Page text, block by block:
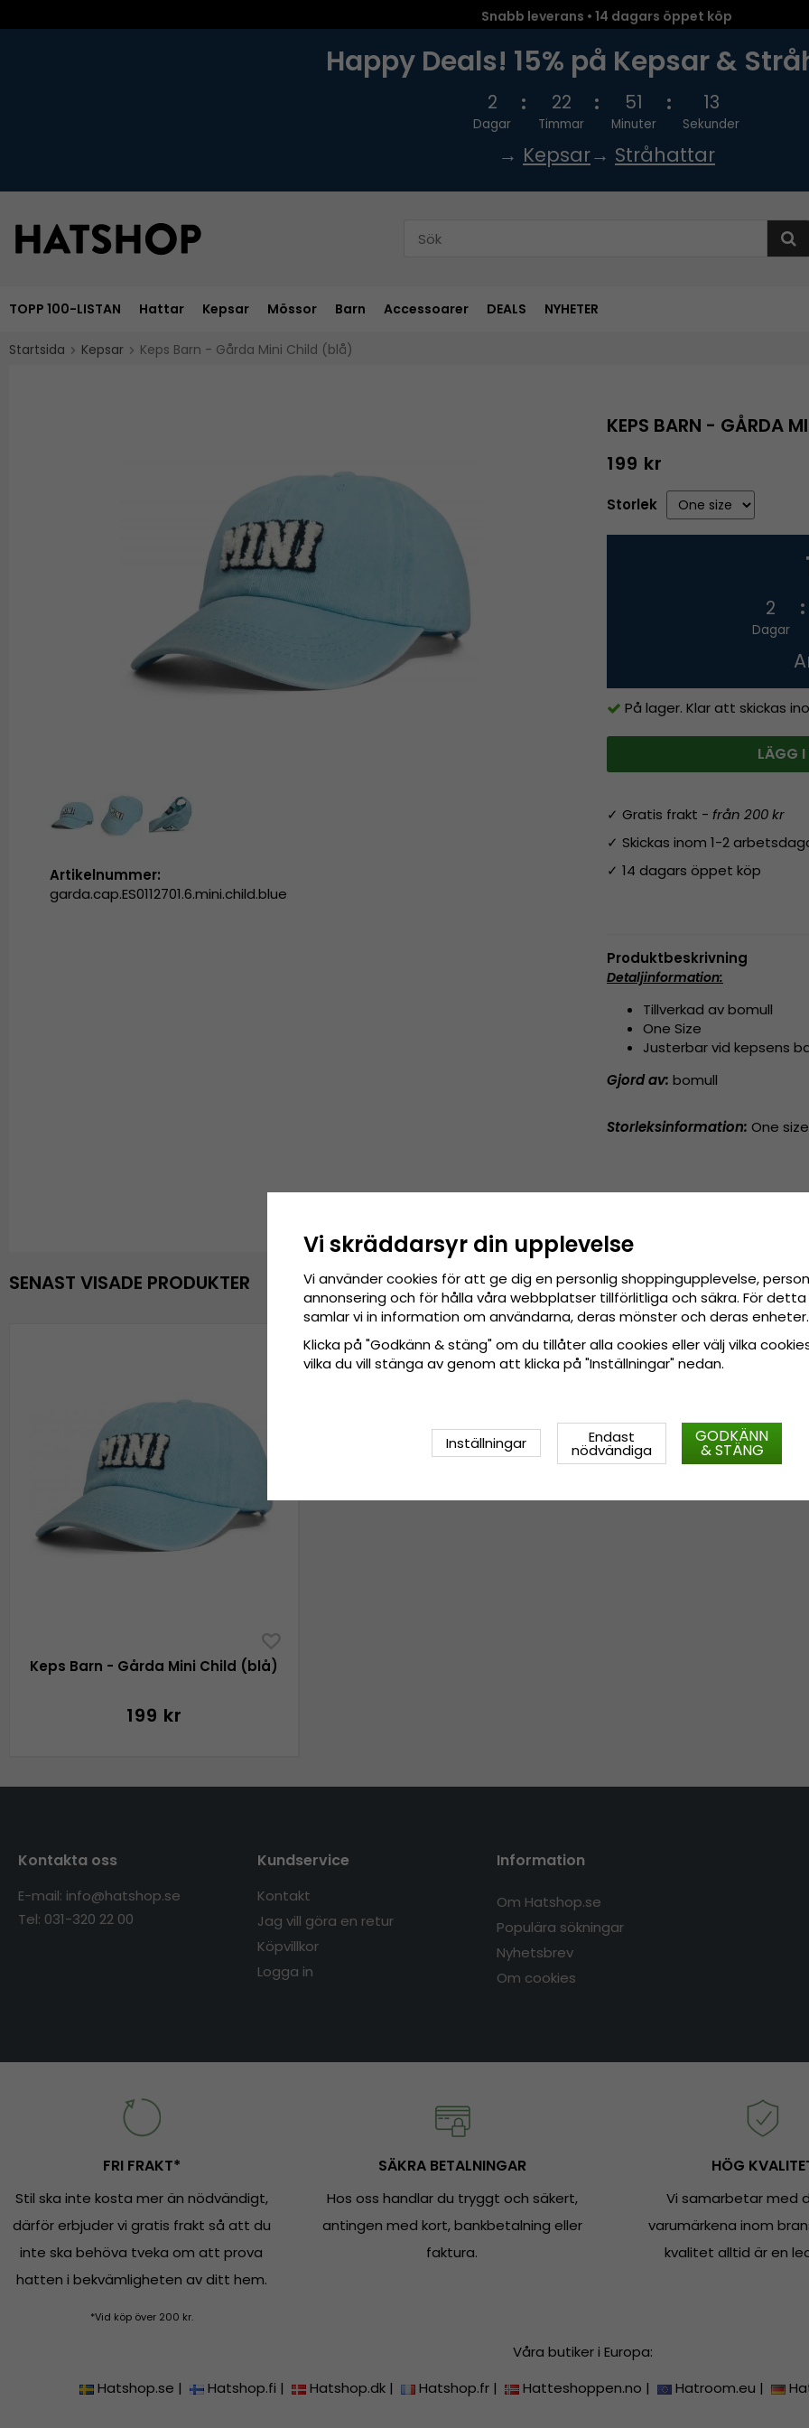
Snabb leverans • 14 dagars öppet köp
Happy Deals! 15% på Kepsar &
2
Dagar
22
Timmar
51
Minuter
12
Sekunder
→ Kepsar→ Stråhattar
TOPP 100-LISTAN Hattar Kepsar Mössor Barn Accessoarer DEALS NYHETER
Startsida Kepsar Keps Barn - Gårda Mini Child (blå)
KEPS BARN - GÅRDA
199 kr
Storlek
2
Dagar
På lager. Klar att skickas
LÄGG
✓ Gratis frakt - från 200 kr
✓ Skickas inom 1-2
✓ 14 dagars öppet köp
Produktbeskrivning
Detaljinformation:
Tillverkad av bomull
One Size
Justerbar vid kepsens
Gjord av: bomull
Storleksinformation: One
Artikelnummer:
garda.cap.ES0112701.6.mini.child.blue
SENAST VISADE PRODUKTER
Keps Barn - Gårda Mini Child (blå)
199 kr
Kontakta oss
E-mail: info@hatshop.se
Tel: 031-320 22 00
Kundservice
Kontakt
Jag vill göra en retur
Köpvillkor
Logga in
Information
Om Hatshop.se
Populära sökningar
Nyhetsbrev
Om cookies
FRI FRAKT*
Stil ska inte kosta mer än nödvändigt,
därför erbjuder vi gratis frakt så att du
inte ska behöva tveka om att prova
hatten i bekvämligheten av ditt hem.
*Vid köp över 200 kr.
SÄKRA BETALNINGAR
Hos oss handlar du tryggt och säkert,
antingen med kort, bankbetalning eller
faktura.
HÖG
Vi samarbetar med
varumärkena inom
kvalitet alltid är en
Våra butiker i Europa:
Hatshop.se | Hatshop.fi | Hatshop.dk | Hatshop.fr | Hatteshoppen.no | Hatroom.eu |
Vi skräddarsyr din upplevelse
Vi använder cookies för att ge dig en personlig shoppingupplevelse,
annonsering och för hålla våra webbplatser tillförlitliga och säkra. För
samlar vi in information om användarna, deras mönster och deras enheter.
Klicka på "Godkänn & stäng" om du tillåter alla cookies eller välj vilka
vilka du vill stänga av genom att klicka på "Inställningar" nedan.
Inställningar Endast
nödvändiga
GODKÄNN
& STÄNG